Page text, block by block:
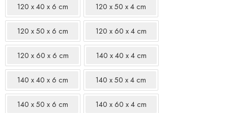
120 x 40 x 6 cm 120 x 50 x 4 cm
120 x 50 x 6 cm 120 x 60 x 4 cm
120 x 60 x 6 cm 140 x 40 x 4 cm
140 x 40 x 6 cm 140 x 50 x 4 cm
140 x 50 x 6 cm 140 x 60 x 4 cm